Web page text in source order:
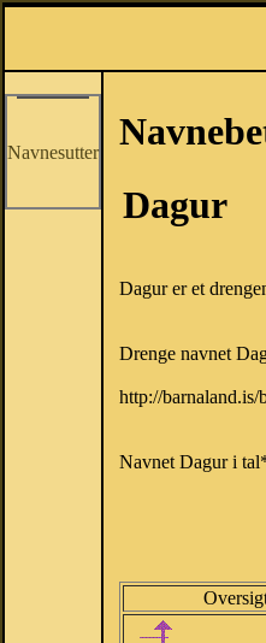
Navnesutter
Dagur
Dagur er et
Drenge navnet
http://barnaland.is/
Navnet Dagur i